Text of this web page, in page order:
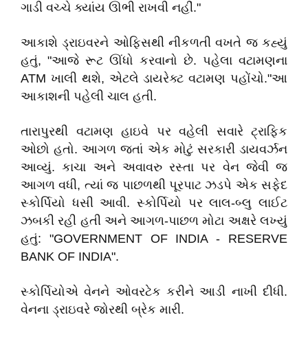
ગાડી વચ્ચે ક્યાંય ઊભી રાખવી નહીં."
આકાશે ડ્રાઇવરને ઓફિસથી નીકળતી વખતે જ કહ્યું
હતું, "આજે રૂટ ઊંધો કરવાનો છે. પહેલા વટામણના
ATM ખાલી થશે, એટલે ડાયરેક્ટ વટામણ પહોંચો."આ
આકાશની પહેલી ચાલ હતી.
તારાપુરથી વટામણ હાઇવે પર વહેલી સવારે ટ્રાફિક
ઓછો હતો. આગળ જતાં એક મોટું સરકારી ડાયવર્ઝન
આવ્યું. કાચા અને અવાવરુ રસ્તા પર વેન જેવી જ
આગળ વધી, ત્યાં જ પાછળથી પૂરપાટ ઝડપે એક સફેદ
સ્કોર્પિયો ધસી આવી. સ્કોર્પિયો પર લાલ-બ્લુ લાઈટ
ઝબકી રહી હતી અને આગળ-પાછળ મોટા અક્ષરે લખ્યું
હતું: "GOVERNMENT OF INDIA - RESERVE
BANK OF INDIA".
સ્કોર્પિયોએ વેનને ઓવરટેક કરીને આડી નાખી દીધી.
વેનના ડ્રાઇવરે જોરથી બ્રેક મારી.